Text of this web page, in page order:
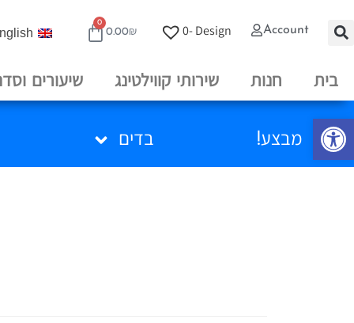
פתח סרגל נגישות
Account
Design -
0
0.00₪
0
בית חנות שירותי קווילטינג שיעורים
מבצע! בדים